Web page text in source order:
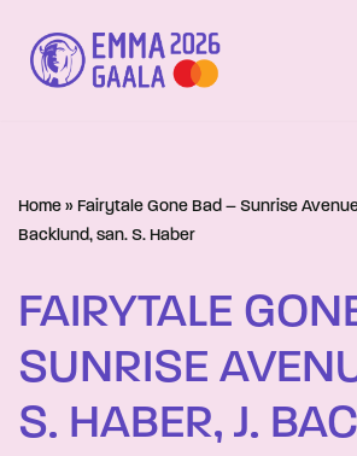
Siirry
suoraan
Home » Fairytale Gone Bad – Sunrise
Backlund, san. S. Haber
FAIRYTALE
SUNRISE
S. HABER, J.